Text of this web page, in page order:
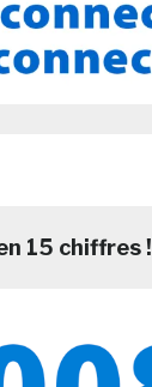
15 chiffres !